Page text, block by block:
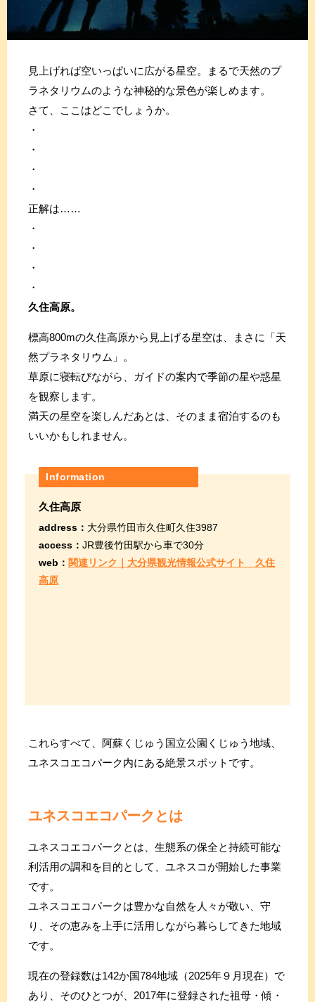
見上げれば空いっぱいに広がる星空。まるで天然のプ
ラネタリウムのような神秘的な景色が楽しめます。
さて、ここはどこでしょうか。
・
・
・
・
正解は……
・
・
・
・
久住高原。
標高800mの久住高原から見上げる星空は、まさに「天
然プラネタリウム」。
草原に寝転びながら、ガイドの案内で季節の星や惑星
を観察します。
満天の星空を楽しんだあとは、そのまま宿泊するのも
いいかもしれません。
Information
久住高原
address： 大分県竹田市久住町久住3987
access： JR豊後竹田駅から車で30分
web： 関連リンク｜大分県観光情報公式サイト 久住
高原
これらすべて、阿蘇くじゅう国立公園くじゅう地域、
ユネスコエコパーク内にある絶景スポットです。
ユネスコエコパークとは
ユネスコエコパークとは、生態系の保全と持続可能な
利活用の調和を目的として、ユネスコが開始した事業
です。
ユネスコエコパークは豊かな自然を人々が敬い、守
り、その恵みを上手に活用しながら暮らしてきた地域
です。
現在の登録数は142か国784地域（2025年９月現在）で
あり、そのひとつが、2017年に登録された祖母・傾・